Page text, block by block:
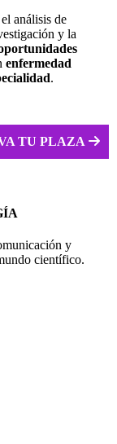
análisis de
y la
enfermedad
.
TU PLAZA 
y
científico.